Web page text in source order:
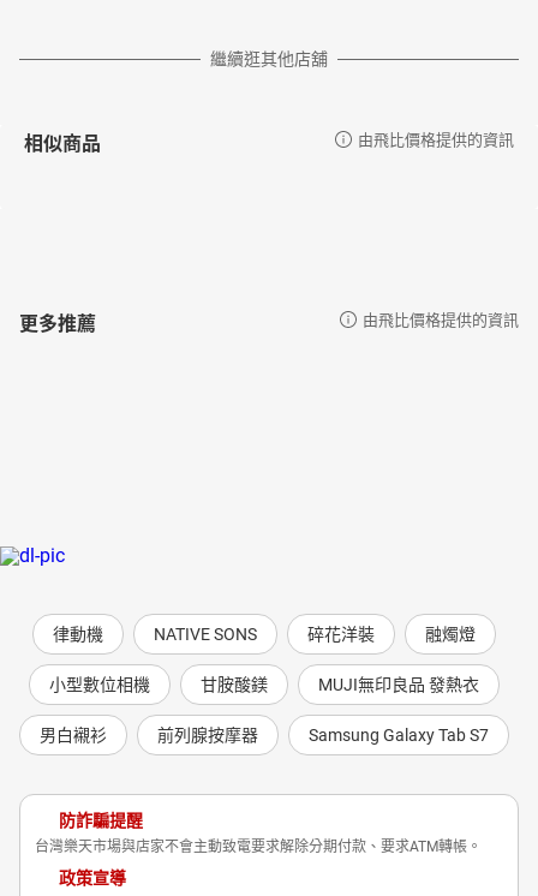
繼續逛其他店舖
相似商品 由飛比價格提供的資訊
更多推薦 由飛比價格提供的資訊
律動機 NATIVE SONS 碎花洋裝 融燭燈
小型數位相機 甘胺酸鎂 MUJI無印良品 發熱衣
男白襯衫 前列腺按摩器 Samsung Galaxy Tab S7
防詐騙提醒
台灣樂天市場與店家不會主動致電要求解除分期付款、要求ATM轉帳。
政策宣導